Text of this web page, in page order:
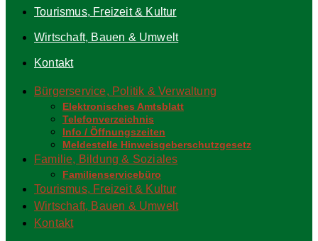
Tourismus, Freizeit & Kultur
Wirtschaft, Bauen & Umwelt
Kontakt
Bürgerservice, Politik & Verwaltung
Elektronisches Amtsblatt
Telefonverzeichnis
Info / Öffnungszeiten
Meldestelle Hinweisgeberschutzgesetz
Familie, Bildung & Soziales
Familienservicebüro
Tourismus, Freizeit & Kultur
Wirtschaft, Bauen & Umwelt
Kontakt